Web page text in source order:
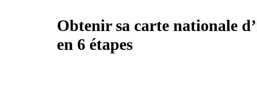
Obtenir sa carte nationale
en 6 étapes